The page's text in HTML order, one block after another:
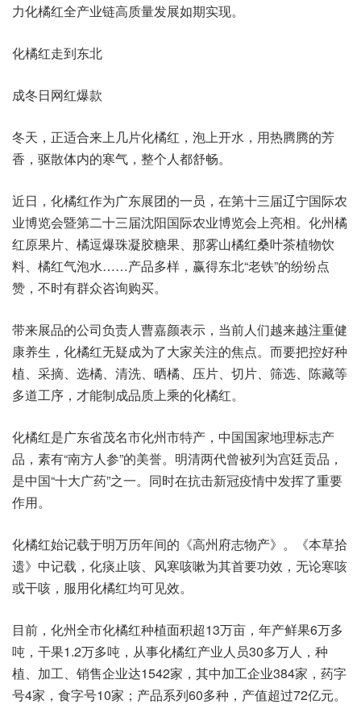
力化橘红全产业链高质量发展如期实现。
化橘红走到东北
成冬日网红爆款
冬天，正适合来上几片化橘红，泡上开水，用热腾腾的芳
香，驱散体内的寒气，整个人都舒畅。
近日，化橘红作为广东展团的一员，在第十三届辽宁国际农
业博览会暨第二十三届沈阳国际农业博览会上亮相。化州橘
红原果片、橘逗爆珠凝胶糖果、那雾山橘红桑叶茶植物饮
料、橘红气泡水……产品多样，赢得东北“老铁”的纷纷点
赞，不时有群众咨询购买。
带来展品的公司负责人曹嘉颜表示，当前人们越来越注重健
康养生，化橘红无疑成为了大家关注的焦点。而要把控好种
植、采摘、选橘、清洗、晒橘、压片、切片、筛选、陈藏等
多道工序，才能制成品质上乘的化橘红。
化橘红是广东省茂名市化州市特产，中国国家地理标志产
品，素有“南方人参”的美誉。明清两代曾被列为宫廷贡品，
是中国“十大广药”之一。同时在抗击新冠疫情中发挥了重要
作用。
化橘红始记载于明万历年间的《高州府志物产》。《本草拾
遗》中记载，化痰止咳、风寒咳嗽为其首要功效，无论寒咳
或干咳，服用化橘红均可见效。
目前，化州全市化橘红种植面积超13万亩，年产鲜果6万多
吨，干果1.2万多吨，从事化橘红产业人员30多万人，种
植、加工、销售企业达1542家，其中加工企业384家，药字
号4家，食字号10家；产品系列60多种，产值超过72亿元。